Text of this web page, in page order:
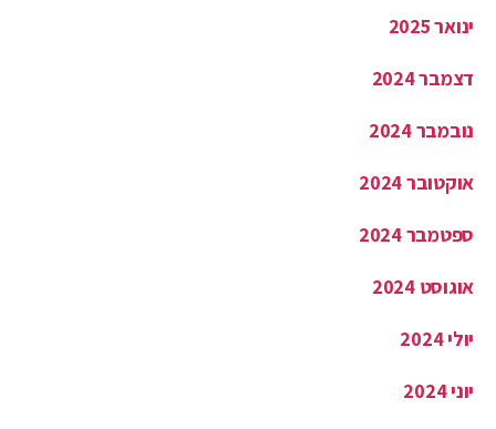
ינואר 2025
דצמבר 2024
נובמבר 2024
אוקטובר 2024
ספטמבר 2024
אוגוסט 2024
יולי 2024
יוני 2024